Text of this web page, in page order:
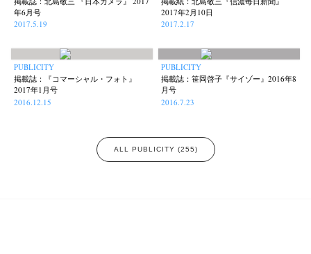
年6月号
2017.5.19
2017年2月10日
2017.2.17
PUBLICITY
掲載誌：『コマーシャル・フォト』
2017年1月号
2016.12.15
PUBLICITY
掲載誌：笹岡啓子『サイゾー』2016年8
月号
2016.7.23
ALL PUBLICITY (255)